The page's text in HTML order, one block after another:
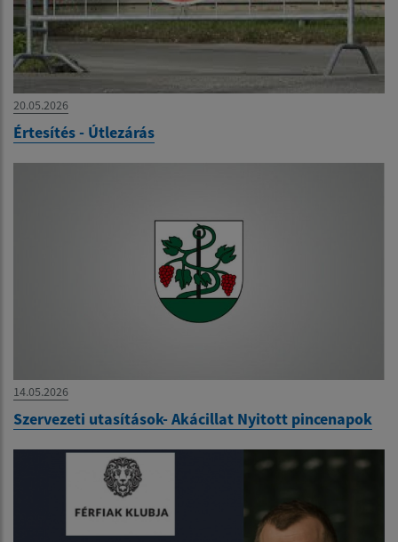
20.05.2026
Értesítés - Útlezárás
14.05.2026
Szervezeti utasítások- Akácillat Nyitott pincenapok